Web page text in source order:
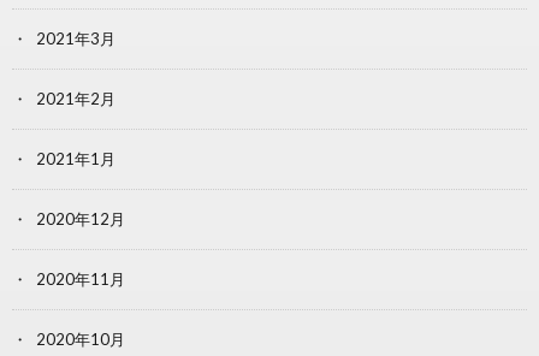
2021年3月
2021年2月
2021年1月
2020年12月
2020年11月
2020年10月